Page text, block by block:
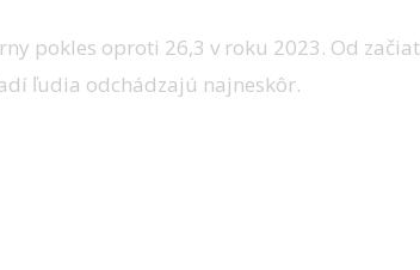
pokles oproti 26,3 v roku 2023. Od
ľudia odchádzajú najneskôr.